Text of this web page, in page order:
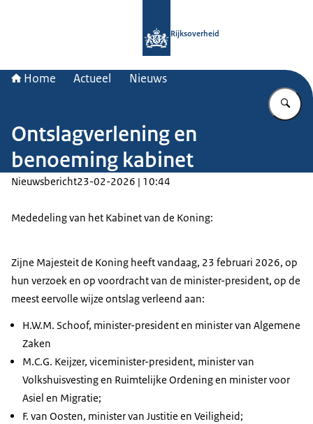
Rijksoverheid
Home Actueel Nieuws
Ontslagverlening en
benoeming kabinet
Nieuwsbericht23-02-2026 | 10:44
Mededeling van het Kabinet van de Koning:
Zijne Majesteit de Koning heeft vandaag, 23 februari 2026, op
hun verzoek en op voordracht van de minister-president, op de
meest eervolle wijze ontslag verleend aan:
H.W.M. Schoof, minister-president en minister van Algemene
Zaken
M.C.G. Keijzer, viceminister-president, minister van
Volkshuisvesting en Ruimtelijke Ordening en minister voor
Asiel en Migratie;
F. van Oosten, minister van Justitie en Veiligheid;